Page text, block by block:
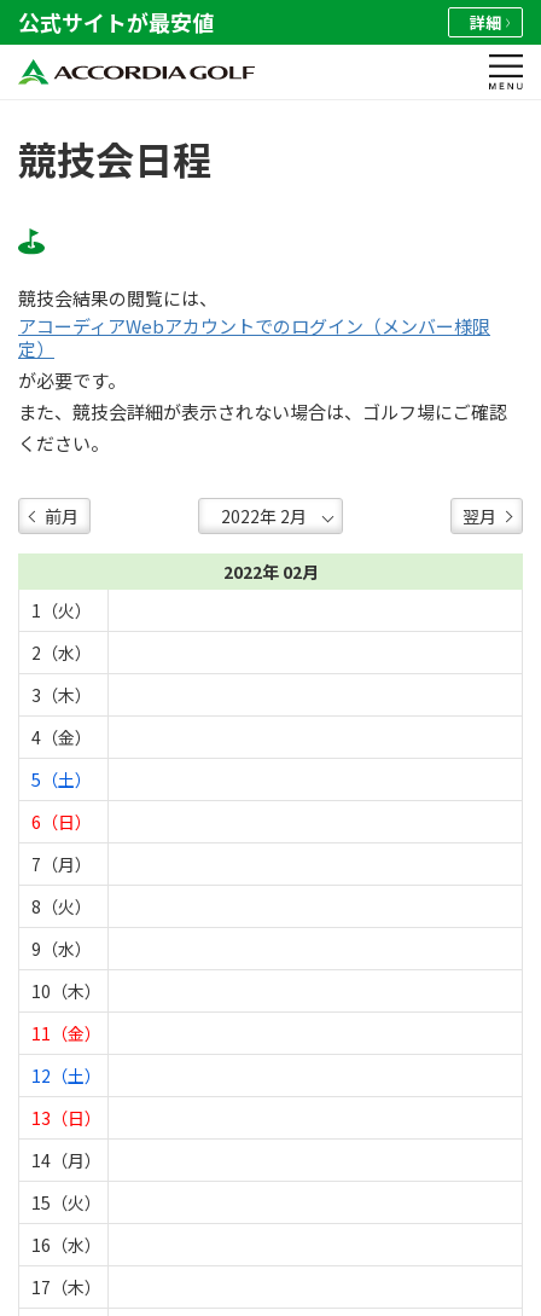
公式サイトが最安値 詳細
競技会日程
競技会結果の閲覧には、
アコーディアWebアカウントでのログイン（メンバー様限
定）
が必要です。
また、競技会詳細が表示されない場合は、ゴルフ場にご確認
ください。
前月 翌月
2022年 02月
1（火）
2（水）
3（木）
4（金）
5（土）
6（日）
7（月）
8（火）
9（水）
10（木）
11（金）
12（土）
13（日）
14（月）
15（火）
16（水）
17（木）